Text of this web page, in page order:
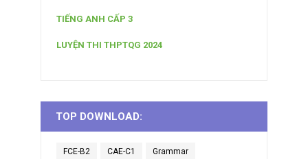
TIẾNG ANH CẤP 3
LUYỆN THI THPTQG 2024
TOP DOWNLOAD:
FCE-B2 CAE-C1 Grammar